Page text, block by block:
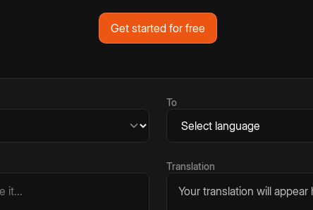
Get started for free
To
Translation
Your translation will appear